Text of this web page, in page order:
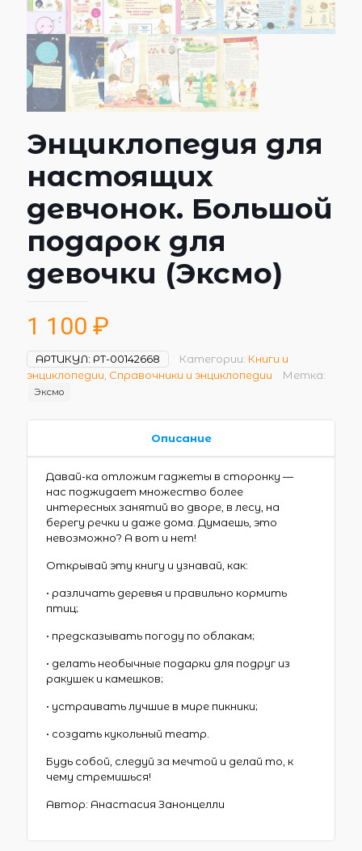
Энциклопедия для
настоящих
девчонок. Большой
подарок для
девочки (Эксмо)
1 100 ₽
АРТИКУЛ: РТ-00142668 Категории: Книги и
энциклопедии Справочники и энциклопедии Метка:
Эксмо
Описание
Давай-ка отложим гаджеты в сторонку —
нас поджидает множество более
интересных занятий во дворе, в лесу, на
берегу речки и даже дома. Думаешь, это
невозможно? А вот и нет!
Открывай эту книгу и узнавай, как:
• различать деревья и правильно кормить
птиц;
• предсказывать погоду по облакам;
• делать необычные подарки для подруг из
ракушек и камешков;
• устраивать лучшие в мире пикники;
• создать кукольный театр.
Будь собой, следуй за мечтой и делай то, к
чему стремишься!
Автор: Анастасия Занонцелли